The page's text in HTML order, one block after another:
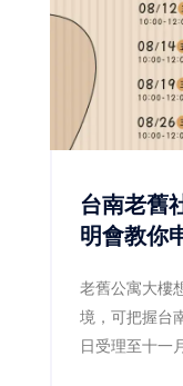
台南老舊社
明會教你
老舊公寓大樓
境，可把握台
日受理至十一